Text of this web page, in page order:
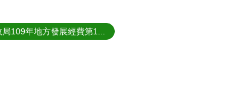
局109年地方發展經費第1...